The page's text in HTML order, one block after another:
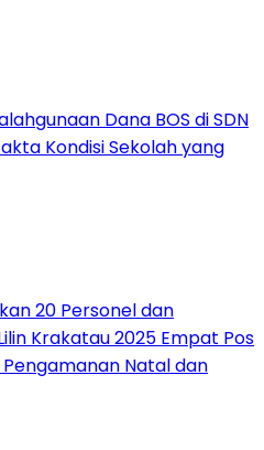
Dana BOS di SDN
Kondisi Sekolah yang
20 Personel dan
Krakatau 2025 Empat Pos
Natal dan